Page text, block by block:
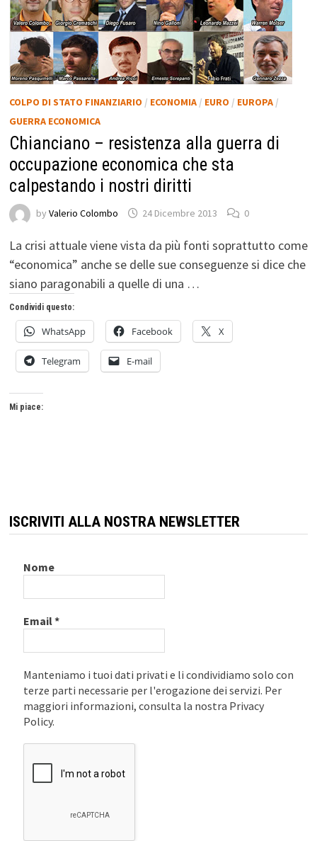
COLPO DI STATO FINANZIARIO / ECONOMIA/ EURO / EUROPA/
GUERRA ECONOMICA
Chianciano – resistenza alla guerra di
occupazione economica che sta
calpestando i nostri diritti
by Valerio Colombo 24 Dicembre 2013 0
La crisi attuale viene vista da più fonti soprattutto come
“economica” anche se delle sue conseguenze si dice che
siano paragonabili a quelle di una …
Condividi questo:
WhatsApp Facebook X
Telegram E-mail
Mi piace:
ISCRIVITI ALLA NOSTRA NEWSLETTER
Nome
Email*
Manteniamo i tuoi dati privati e li condividiamo solo con
terze parti necessarie per l'erogazione dei servizi. Per
maggiori informazioni, consulta la nostra Privacy
Policy.